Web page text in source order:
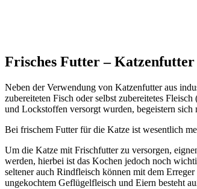
Frisches Futter –
Neben der Verwendung von Katzenfutter aus
zubereiteten Fisch oder selbst zubereitetes
und Lockstoffen versorgt wurden, begeistern
Bei frischem Futter für die Katze ist wesentlich
Um die Katze mit Frischfutter zu versorgen,
werden, hierbei ist das Kochen jedoch noch
seltener auch Rindfleisch können mit dem
ungekochtem Geflügelfleisch und Eiern besteht